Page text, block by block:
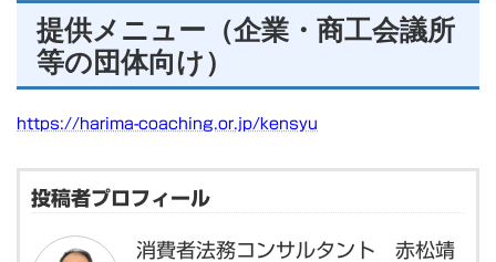
提供メニュー（企業・商工会議所
等の団体向け）
https://harima-coaching.or.jp/kensyu
投稿者プロフィール
消費者法務コンサルタント 赤松靖